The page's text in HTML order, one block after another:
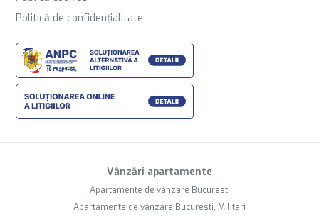
Politică de confidențialitate
Vânzări apartamente
Apartamente de vânzare Bucuresti
Apartamente de vânzare Bucuresti, Militari